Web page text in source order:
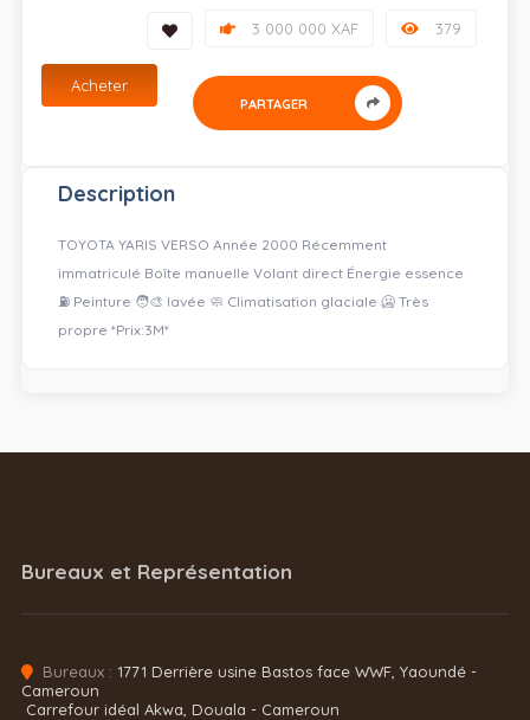
379
3 000 000 XAF
Acheter
PARTAGER
Description
TOYOTA YARIS VERSO Année 2000 Récemment
immatriculé Boîte manuelle Volant direct Énergie essence
⛽️ Peinture 🧑‍🎨 lavée 🧼 Climatisation glaciale 🥶 Très
propre *Prix:3M*
Bureaux et Représentation
Bureaux : 1771 Derrière usine Bastos face WWF, Yaoundé -
Cameroun
Carrefour idéal Akwa, Douala - Cameroun